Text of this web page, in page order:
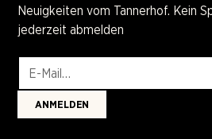
Neuigkeiten vom Tannerhof. Kein
jederzeit abmelden